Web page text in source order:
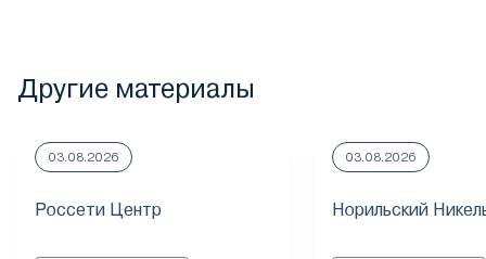
Другие материалы
03.08.2026
Россети Центр
03.08.2026
Норильский